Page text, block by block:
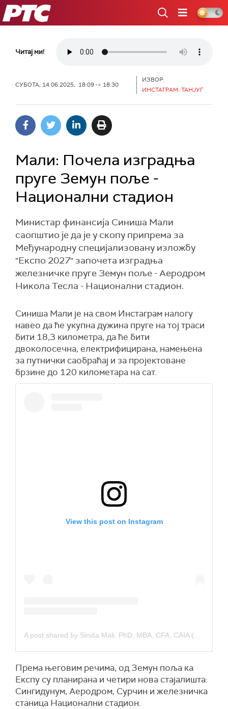
РТС
Читај ми!
СУБОТА, 14.06.2025, 18:09 -> 18:30
ИЗВОР:
ИНСТАГРАМ, ТАНЈУГ
Мали: Почела изградња
пруге Земун поље -
Национални стадион
Министар финансија Синиша Мали
саопштио је да је у скопу припрема за
Међународну специјализовану изложбу
"Експо 2027" започета изградња
железничке пруге Земун поље - Аеродром
Никола Тесла - Национални стадион.
Синиша Мали је на свом Инстаграм налогу
навео да ће укупна дужина пруге на тој траси
бити 18,3 километра, да ће бити
двоколосечна, електрифицирана, намењена
за путнички саобраћај и за пројектоване
брзине до 120 километара на сат.
View this post on Instagram
Према његовим речима, од Земун поља ка
Експу су планирана и четири нова стајалишта:
Сингидунум, Аеродром, Сурчин и железничка
станица Национални стадион.